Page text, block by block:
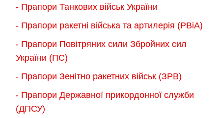
- Прапори Танкових військ України
- Прапори ракетні війська та артилерія (РВіА)
- Прапори Повітряних сили Збройних сил
України (ПС)
- Прапори Зенітно ракетних військ (ЗРВ)
- Прапори Державної прикордонної служби
(ДПСУ)